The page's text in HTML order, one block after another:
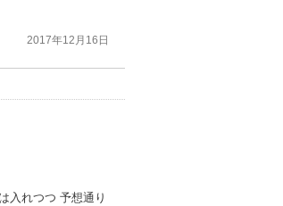
2017年12月16日
入れつつ 予想通り